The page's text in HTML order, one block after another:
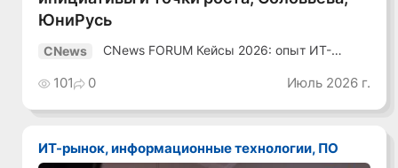
ЮниРусь
CNews
CNews FORUM Кейсы 2026: опыт ИТ-
101 0 Июль 2026 г.
ИТ-рынок, информационные технологии, ПО